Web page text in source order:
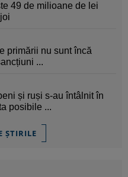
49 de milioane de lei
primării nu sunt încă
...
și ruși s-au întâlnit în
posibile ...
ȘTIRILE